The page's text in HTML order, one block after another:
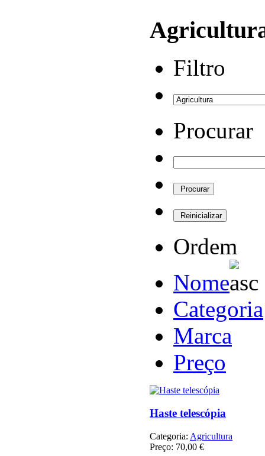
Filtro
Procurar
Ordem
Nome
Categoria
Marca
Preço
Haste telescópia
Categoria: Agricultura
Preço: 70,00 €